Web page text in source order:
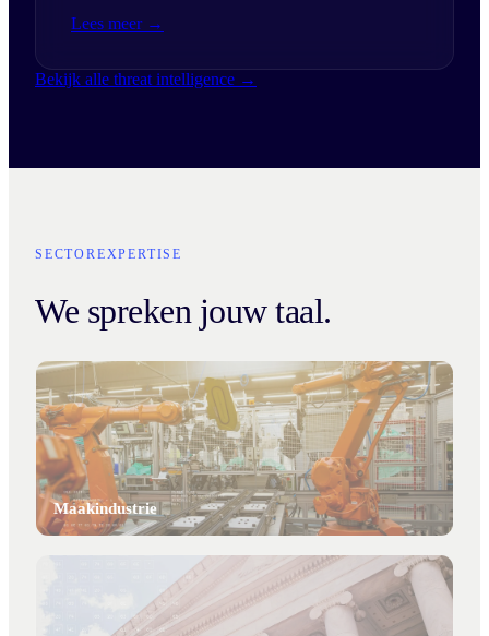
Lees meer →
Bekijk alle threat intelligence →
SECTOREXPERTISE
We spreken jouw taal.
Maakindustrie